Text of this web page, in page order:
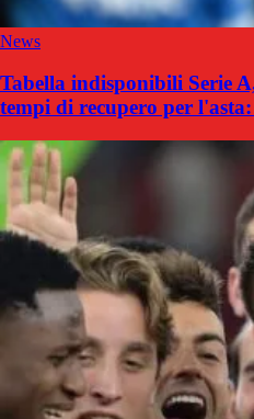
News
Tabella indisponibili Serie
tempi di recupero per